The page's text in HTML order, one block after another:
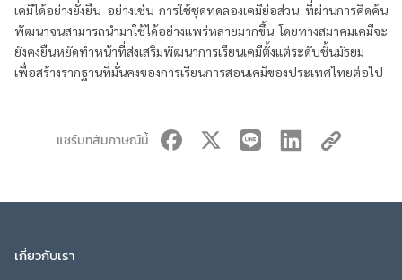
เคมีได้อย่างยั่งยืน อย่างเช่น การใช้ชุดทดลองเคมีย่อส่วน ที่ผ่านการคิดค้น
พัฒนาจนสามารถนำมาใช้ได้อย่างแพร่หลายมากขึ้น โดยทางสมาคมเคมีจะ
ยังคงยืนหยัดทำหน้าที่ส่งเสริมพัฒนาการเรียนเคมีตั้งแต่ระดับชั้นมัธยม
เพื่อสร้างรากฐานที่มั่นคงของการเรียนการสอนเคมีของประเทศไทยต่อไป
แชร์บทสัมภาษณ์นี้
เกี่ยวกับเรา